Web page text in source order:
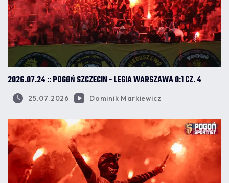
2026.07.24 :: POGOŃ SZCZECIN - LEGIA WARSZAWA 0:1 CZ. 4
25.07.2026 Dominik Markiewicz